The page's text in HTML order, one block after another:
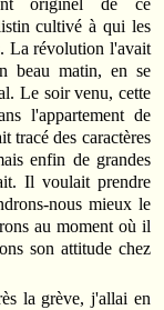
originel de ce
cultivé à qui les
La révolution l'avait
beau matin, en se
Le soir venu, cette
l'appartement de
tracé des caractères
enfin de grandes
Il voulait prendre
mieux le
au moment où il
son attitude chez
la grève, j'allai en